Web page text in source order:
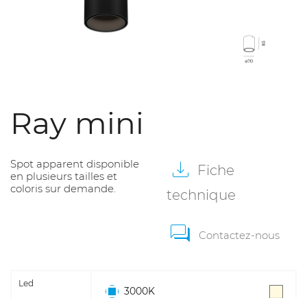
Ray mini
Spot apparent disponible
en plusieurs tailles et
coloris sur demande.
Fiche
technique
Contactez-nous
Led
3000K